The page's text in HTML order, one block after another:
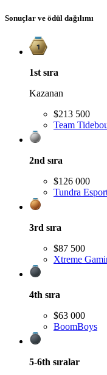
Sonuçlar ve ödül dağılımı
1st sıra
Kazanan
$213 500
Team
2nd sıra
$126 000
Tundra
3rd sıra
$87 500
Xtreme
4th sıra
$63 000
BoomBoys
5-6th sıralar